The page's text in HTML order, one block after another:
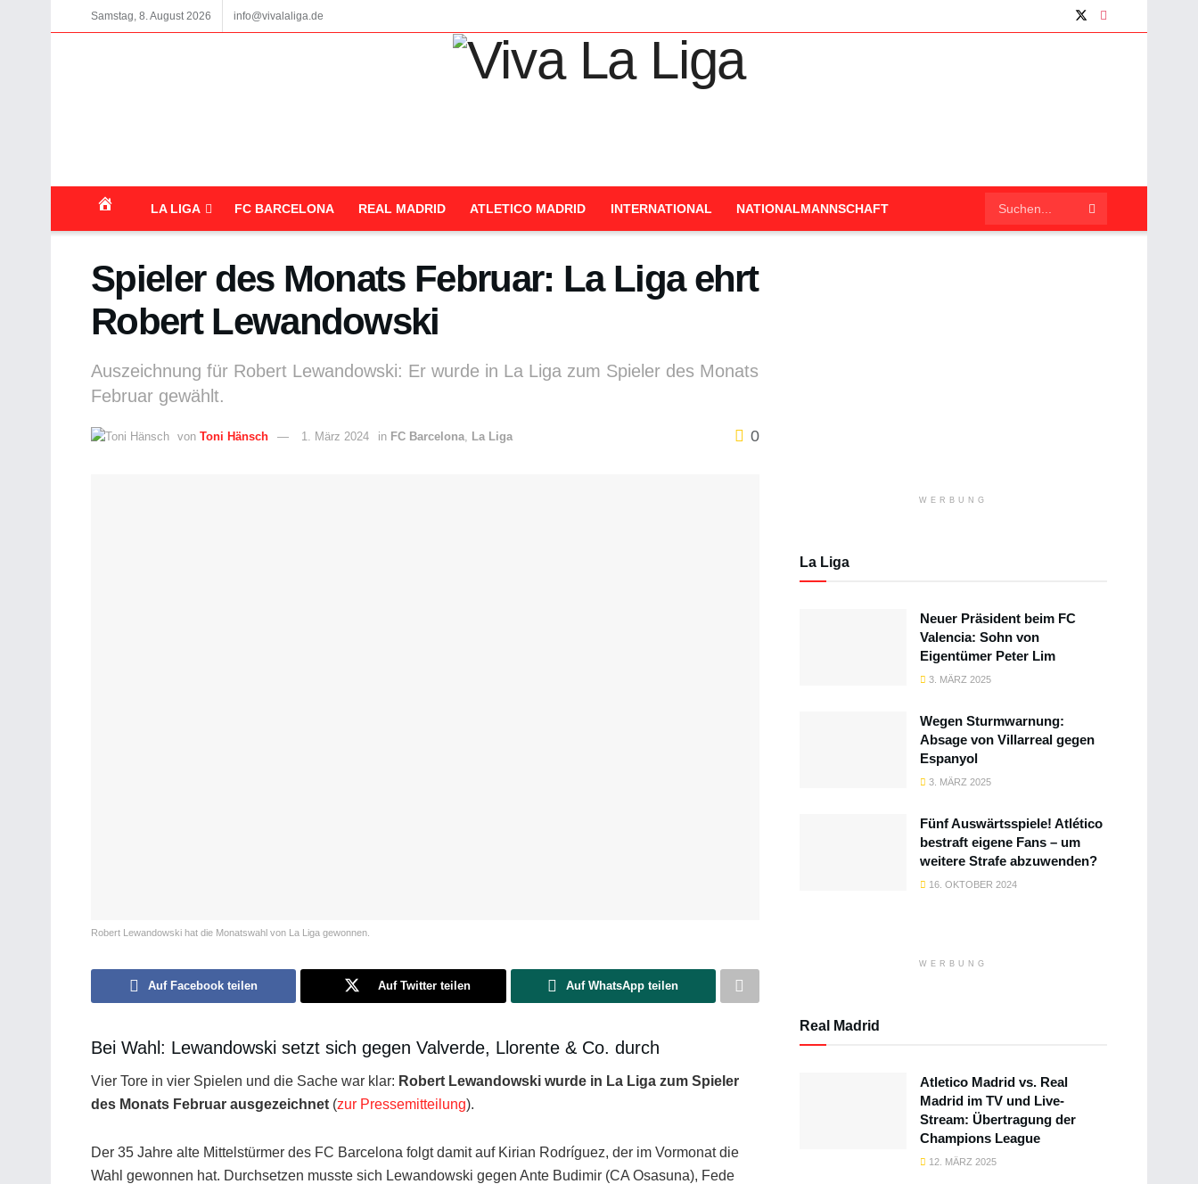
Samstag, 8. August 2026 info@vivalaliga.de
LA LIGA FC BARCELONA REAL MADRID ATLETICO MADRID INTERNATIONAL NATIONALMANNSCHAFT
Spieler des Monats Februar: La Liga ehrt
Robert Lewandowski
Auszeichnung für Robert Lewandowski: Er wurde in La Liga zum Spieler des Monats
Februar gewählt.
von Toni Hänsch 1. März 2024 in FC Barcelona La Liga 0
Robert Lewandowski hat die Monatswahl von La Liga gewonnen.
Auf Facebook teilen Auf Twitter teilen Auf WhatsApp teilen
Bei Wahl: Lewandowski setzt sich gegen Valverde, Llorente & Co. durch
Vier Tore in vier Spielen und die Sache war klar: Robert Lewandowski wurde in La Liga zum Spieler
des Monats Februar ausgezeichnet (zur Pressemitteilung).
Der 35 Jahre alte Mittelstürmer des FC Barcelona folgt damit auf Kirian Rodríguez, der im Vormonat die
Wahl gewonnen hat. Durchsetzen musste sich Lewandowski gegen Ante Budimir (CA Osasuna), Fede
WERBUNG
La Liga
Neuer Präsident beim FC
Valencia: Sohn von
Eigentümer Peter Lim
3. MÄRZ 2025
Wegen Sturmwarnung:
Absage von Villarreal gegen
Espanyol
3. MÄRZ 2025
Fünf Auswärtsspiele! Atlético
bestraft eigene Fans – um
weitere Strafe abzuwenden?
16. OKTOBER 2024
WERBUNG
Real Madrid
Atletico Madrid vs. Real
Madrid im TV und Live-
Stream: Übertragung der
Champions League
12. MÄRZ 2025